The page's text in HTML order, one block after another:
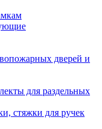
дверей и
для раздельных
стяжки для ручек